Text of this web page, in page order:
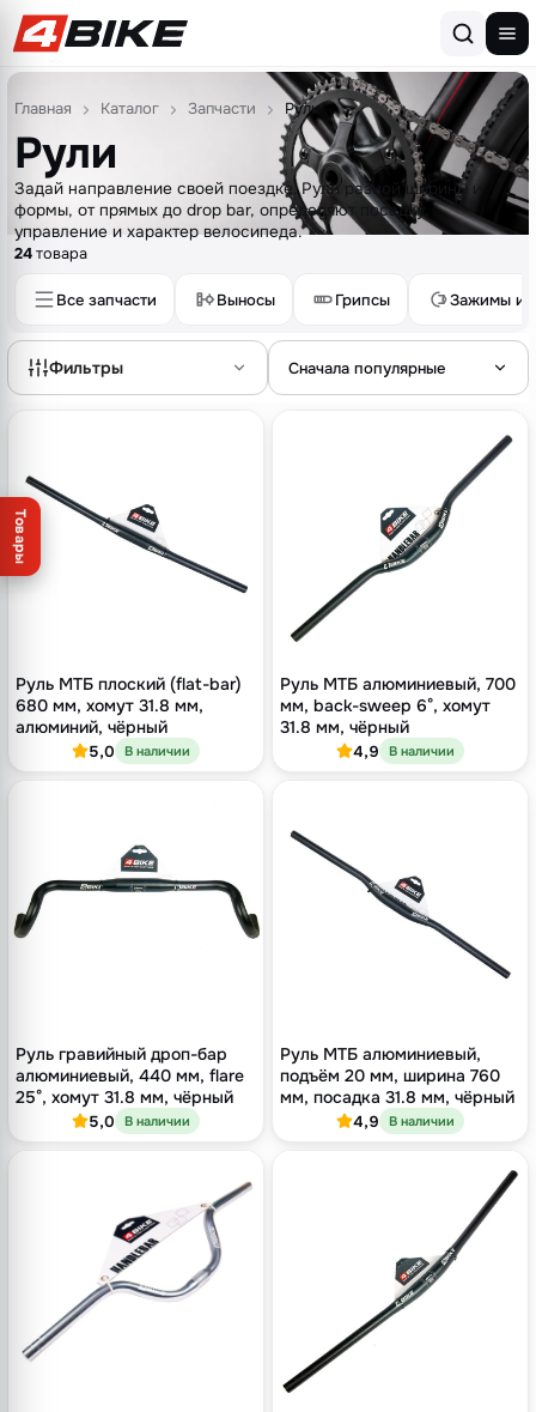
Перейти к содержимому
Главная Каталог Запчасти Рули
Рули
Задай направление своей поездке. Рули разной ширины и
формы, от прямых до drop bar, определяют посадку,
управление и характер велосипеда.
24товара
Все запчасти Выносы Грипсы Зажимы и
Фильтры Сначала популярные
Руль МТБ плоский (flat-bar)
680 мм, хомут 31.8 мм,
алюминий, чёрный
5,0 В наличии
Руль МТБ алюминиевый, 700
мм, back-sweep 6°, хомут
31.8 мм, чёрный
4,9 В наличии
Руль гравийный дроп-бар
алюминиевый, 440 мм, flare
25°, хомут 31.8 мм, чёрный
5,0 В наличии
Руль МТБ алюминиевый,
подъём 20 мм, ширина 760
мм, посадка 31.8 мм, чёрный
4,9 В наличии
Товары